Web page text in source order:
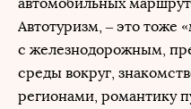
Автотуризм, – это тоже
с железнодорожным,
среды вокруг,
регионами, романтику